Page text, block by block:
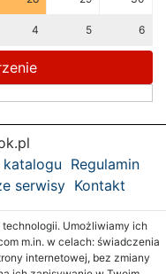
4 5 6
Regulamin
serwisy Kontakt
Umożliwiamy ich
m.in. w celach: świadczenia
internetowej, bez zmiany